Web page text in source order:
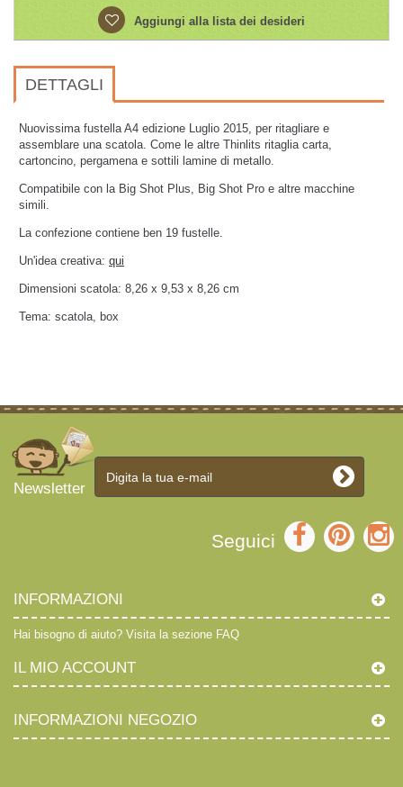
Aggiungi alla lista dei desideri
DETTAGLI
Nuovissima fustella A4 edizione Luglio 2015, per ritagliare e
assemblare una scatola. Come le altre Thinlits ritaglia carta,
cartoncino, pergamena e sottili lamine di metallo.
Compatibile con la Big Shot Plus, Big Shot Pro e altre macchine
simili.
La confezione contiene ben 19 fustelle.
Un'idea creativa: qui
Dimensioni scatola: 8,26 x 9,53 x 8,26 cm
Tema: scatola, box
Newsletter
Seguici
INFORMAZIONI
Hai bisogno di aiuto? Visita la sezione FAQ
IL MIO ACCOUNT
INFORMAZIONI NEGOZIO